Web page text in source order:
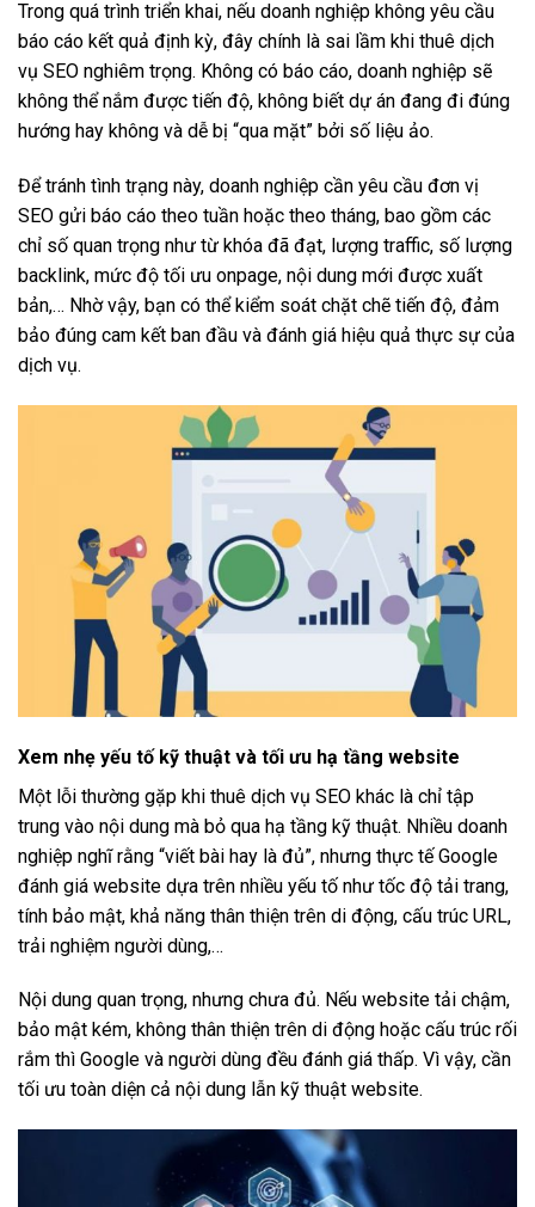
Trong quá trình triển khai, nếu doanh nghiệp không yêu cầu
báo cáo kết quả định kỳ, đây chính là sai lầm khi thuê dịch
vụ SEO nghiêm trọng. Không có báo cáo, doanh nghiệp sẽ
không thể nắm được tiến độ, không biết dự án đang đi đúng
hướng hay không và dễ bị “qua mặt” bởi số liệu ảo.
Để tránh tình trạng này, doanh nghiệp cần yêu cầu đơn vị
SEO gửi báo cáo theo tuần hoặc theo tháng, bao gồm các
chỉ số quan trọng như từ khóa đã đạt, lượng traffic, số lượng
backlink, mức độ tối ưu onpage, nội dung mới được xuất
bản,… Nhờ vậy, bạn có thể kiểm soát chặt chẽ tiến độ, đảm
bảo đúng cam kết ban đầu và đánh giá hiệu quả thực sự của
dịch vụ.
Xem nhẹ yếu tố kỹ thuật và tối ưu hạ tầng website
Một lỗi thường gặp khi thuê dịch vụ SEO khác là chỉ tập
trung vào nội dung mà bỏ qua hạ tầng kỹ thuật. Nhiều doanh
nghiệp nghĩ rằng “viết bài hay là đủ”, nhưng thực tế Google
đánh giá website dựa trên nhiều yếu tố như tốc độ tải trang,
tính bảo mật, khả năng thân thiện trên di động, cấu trúc URL,
trải nghiệm người dùng,…
Nội dung quan trọng, nhưng chưa đủ. Nếu website tải chậm,
bảo mật kém, không thân thiện trên di động hoặc cấu trúc rối
rắm thì Google và người dùng đều đánh giá thấp. Vì vậy, cần
tối ưu toàn diện cả nội dung lẫn kỹ thuật website.